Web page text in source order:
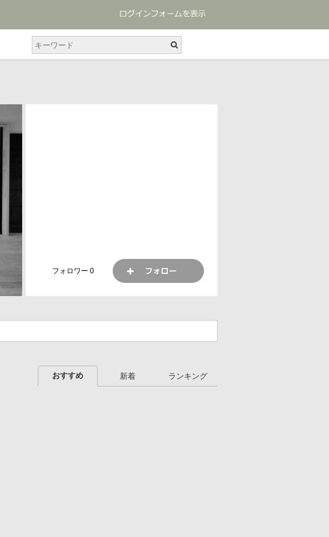
フォロワー 0
おすすめ 新着 ランキング